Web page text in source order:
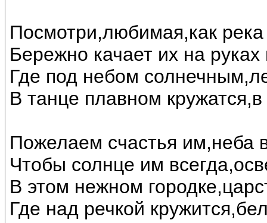
Посмотри,любимая,как река
Бережно качает их на
Где под небом
В танце плавном
Пожелаем счастья им,неба
Чтобы солнце им
В этом нежном
Где над речкой